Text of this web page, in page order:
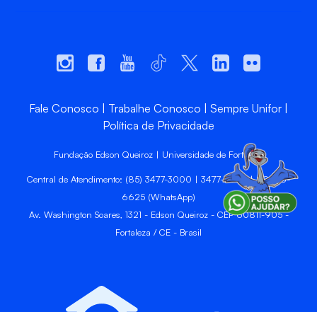
Fale Conosco Trabalhe Conosco
Sempre Unifor
Política de Privacidade
Fundação Edson Queiroz | Universidade de Fortaleza
Central de Atendimento: (85) 3477-3000 | 3477-3400 | 99246-
6625 (WhatsApp)
Av. Washington Soares, 1321 - Edson Queiroz - CEP 60811-905 -
Fortaleza / CE - Brasil